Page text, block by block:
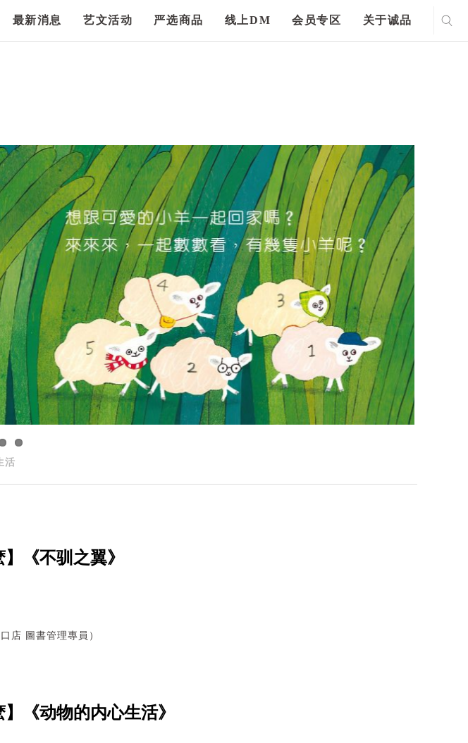
最新消息 艺文活动 严选商品 线上DM 会员专区 关于诚品
活
《不驯之翼》
店 圖書管理專員）
《动物的内心生活》